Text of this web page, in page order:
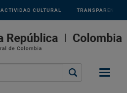
ACTIVIDAD CULTURAL TRANSPARENCIA